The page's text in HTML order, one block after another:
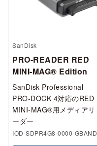
SanDisk
PRO-READER RED
MINI-MAG® Edition
SanDisk Professional
PRO-DOCK 4対応のRED
MINI-MAG®用メディアリ
ーダー
IOD-SDPR4G8-0000-GBAND